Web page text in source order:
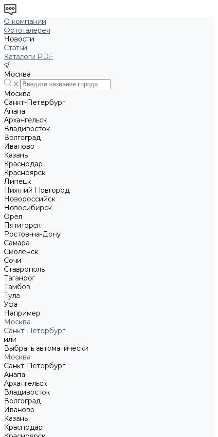
О компании
Фотогалерея
Новости
Статьи
Каталоги PDF
Москва
Москва
Санкт-Петербург
Анапа
Архангельск
Владивосток
Волгоград
Иваново
Казань
Краснодар
Красноярск
Липецк
Нижний Новгород
Новороссийск
Новосибирск
Орёл
Пятигорск
Ростов-на-Дону
Самара
Смоленск
Сочи
Ставрополь
Таганрог
Тамбов
Тула
Уфа
Например:
Москва
Санкт-Петербург
или
Выбрать автоматически
Москва
Санкт-Петербург
Анапа
Архангельск
Владивосток
Волгоград
Иваново
Казань
Краснодар